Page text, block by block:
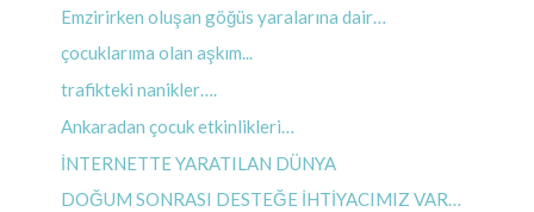
Emzirirken oluşan göğüs yaralarına dair…
çocuklarıma olan aşkım...
trafikteki nanikler….
Ankaradan çocuk etkinlikleri…
İNTERNETTE YARATILAN DÜNYA
DOĞUM SONRASI DESTEĞE İHTİYACIMIZ VAR…